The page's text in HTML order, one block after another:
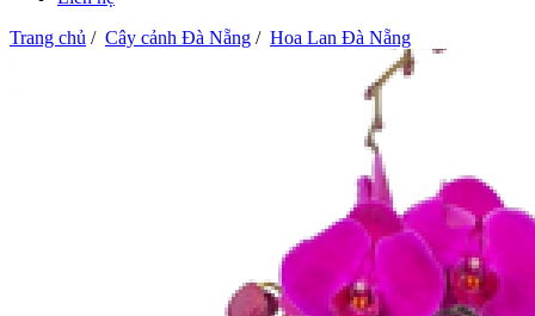
Trang chủ / Cây cảnh Đà Nẵng / Hoa Lan Đà Nẵng